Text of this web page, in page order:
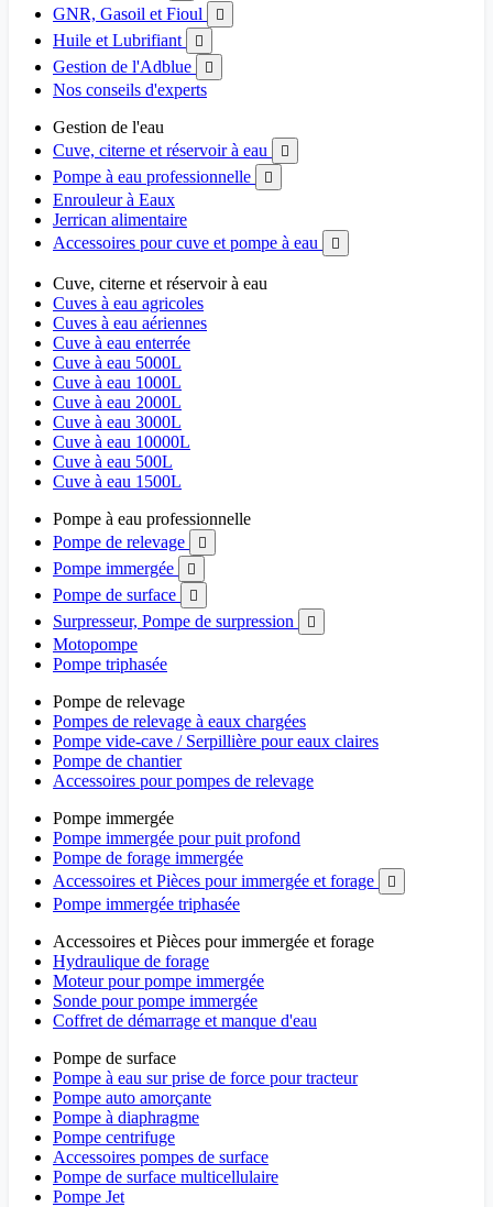
GNR, Gasoil et Fioul 
Huile et Lubrifiant 
Gestion de l'Adblue 
Nos conseils d'experts
Gestion de l'eau
Cuve, citerne et réservoir à eau

Pompe à eau professionnelle 
Enrouleur à Eaux
Jerrican alimentaire
Accessoires pour cuve et pompe à eau

Cuve, citerne et réservoir à eau
Cuves à eau agricoles
Cuves à eau aériennes
Cuve à eau enterrée
Cuve à eau 5000L
Cuve à eau 1000L
Cuve à eau 2000L
Cuve à eau 3000L
Cuve à eau 10000L
Cuve à eau 500L
Cuve à eau 1500L
Pompe à eau professionnelle
Pompe de relevage

Pompe immergée 
Pompe de surface 
Surpresseur, Pompe de surpression 
Motopompe
Pompe triphasée
Pompe de relevage
Pompes de relevage à eaux chargées
Pompe vide-cave / Serpillière pour eaux claires
Pompe de chantier
Accessoires pour pompes de relevage
Pompe immergée
Pompe immergée pour puit profond
Pompe de forage immergée
Accessoires et Pièces pour immergée et forage

Pompe immergée triphasée
Accessoires et Pièces pour immergée et forage
Hydraulique de forage
Moteur pour pompe immergée
Sonde pour pompe immergée
Coffret de démarrage et manque d'eau
Pompe de surface
Pompe à eau sur prise de force pour tracteur
Pompe auto amorçante
Pompe à diaphragme
Pompe centrifuge
Accessoires pompes de surface
Pompe de surface multicellulaire
Pompe Jet